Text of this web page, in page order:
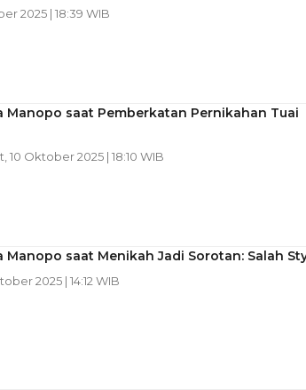
2025 | 18:39 WIB
Manopo saat Pemberkatan Pernikahan Tuai
10 Oktober 2025 | 18:10 WIB
Manopo saat Menikah Jadi Sorotan: Salah
2025 | 14:12 WIB